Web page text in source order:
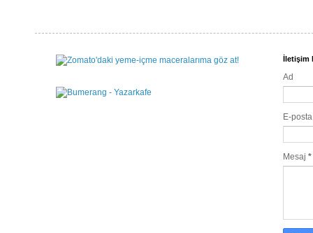
İletişim
Ad
E-
Mesaj *